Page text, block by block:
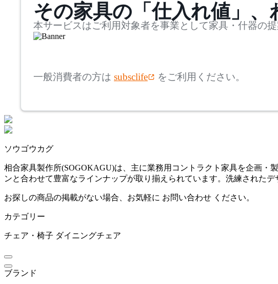
アドレス
ARIAKE
アリアケ
arper
アルペール
artek
検索
~
~
その家具の「仕入れ値」、
本サービスはご利用対象者を事業として家具・什器の
一般消費者の方は subsclife をご利用ください。
ソウゴウカグ
相合家具製作所(SOGOKAGU)は、主に業務用コントラクト家具を企画・
ンと合わせて豊富なラインナップが取り揃えられています。洗練された
お探しの商品の掲載がない場合、お気軽に お問い合わせ ください。
カテゴリー
チェア・椅子 ダイニングチェア
ブランド